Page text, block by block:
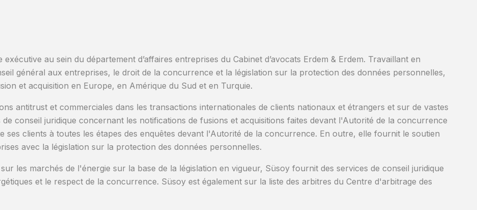
au sein du département d’affaires entreprises du Cabinet d’avocats Erdem & Erdem. Travaillant en
général aux entreprises, le droit de la concurrence et la législation sur la protection des données personnelles,
et acquisition en Europe, en Amérique du Sud et en Turquie.
antitrust et commerciales dans les transactions internationales de clients nationaux et étrangers et sur de vastes
conseil juridique concernant les notifications de fusions et acquisitions faites devant l'Autorité de la concurrence
ses clients à toutes les étapes des enquêtes devant l'Autorité de la concurrence. En outre, elle fournit le soutien
avec la législation sur la protection des données personnelles.
les marchés de l'énergie sur la base de la législation en vigueur, Süsoy fournit des services de conseil juridique
et le respect de la concurrence. Süsoy est également sur la liste des arbitres du Centre d'arbitrage des